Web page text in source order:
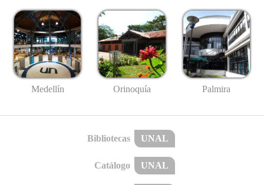
Medellín Orinoquía Palmira
Bibliotecas UNAL
Catálogo UNAL